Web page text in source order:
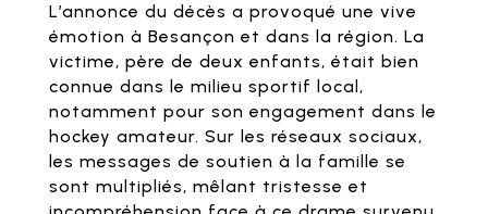
L’annonce du décès a provoqué une vive
émotion à Besançon et dans la région. La
victime, père de deux enfants, était bien
connue dans le milieu sportif local,
notamment pour son engagement dans le
hockey amateur. Sur les réseaux sociaux,
les messages de soutien à la famille se
sont multipliés, mêlant tristesse et